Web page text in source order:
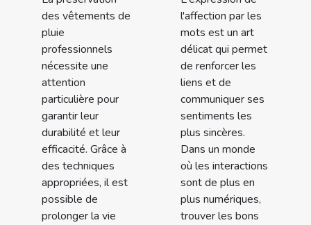
des vêtements de
pluie
professionnels
nécessite une
attention
particulière pour
garantir leur
durabilité et leur
efficacité. Grâce à
des techniques
appropriées, il est
possible de
prolonger la vie
l'affection par les
mots est un art
délicat qui permet
de renforcer les
liens et de
communiquer ses
sentiments les
plus sincères.
Dans un monde
où les interactions
sont de plus en
plus numériques,
trouver les bons